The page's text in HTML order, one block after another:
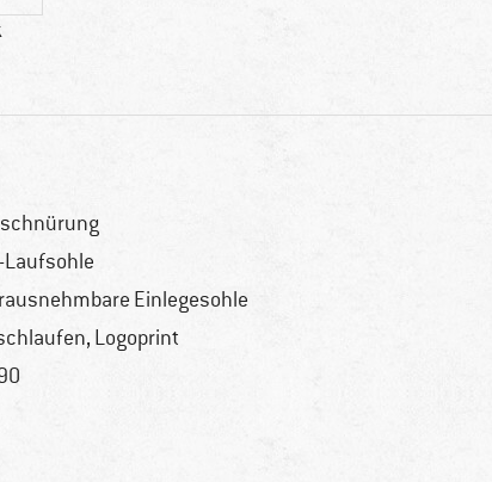
Laufsohle
Einlegesohle
Logoprint